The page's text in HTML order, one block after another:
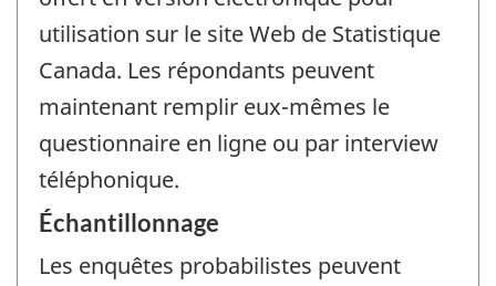
utilisation sur le site Web de Statistique
Canada. Les répondants peuvent
maintenant remplir eux-mêmes le
questionnaire en ligne ou par interview
téléphonique.
Échantillonnage
Les enquêtes probabilistes peuvent